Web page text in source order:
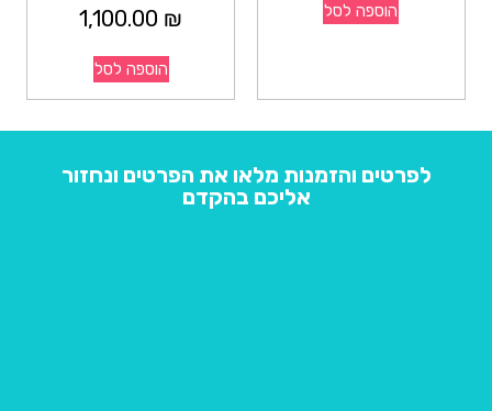
הוספה לסל 1,100.00 ₪
הוספה לסל
לפרטים והזמנות מלאו את הפרטים ונחזור
אליכם בהקדם